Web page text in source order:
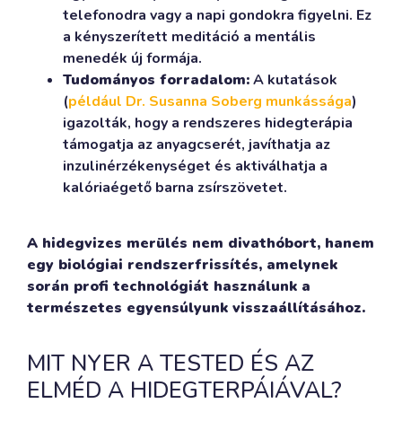
telefonodra vagy a napi gondokra figyelni. Ez
a kényszerített meditáció a mentális
menedék új formája.
Tudományos forradalom:A kutatások
(például Dr. Susanna Soberg munkássága)
igazolták, hogy a rendszeres hidegterápia
támogatja az anyagcserét, javíthatja az
inzulinérzékenységet és aktiválhatja a
kalóriaégető barna zsírszövetet.
A hidegvizes merülés nem divathóbort, hanem
egy biológiai rendszerfrissítés, amelynek
során profi technológiát használunk a
természetes egyensúlyunk visszaállításához.
MIT NYER A TESTED ÉS AZ
ELMÉD A HIDEGTERPÁIÁVAL?